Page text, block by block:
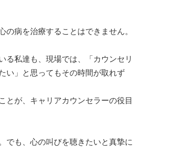
病を治療することはできません。
る私達も、現場では、「カウンセリ
い」と思ってもその時間が取れず
とが、キャリアカウンセラーの役目
でも、心の叫びを聴きたいと真摯に